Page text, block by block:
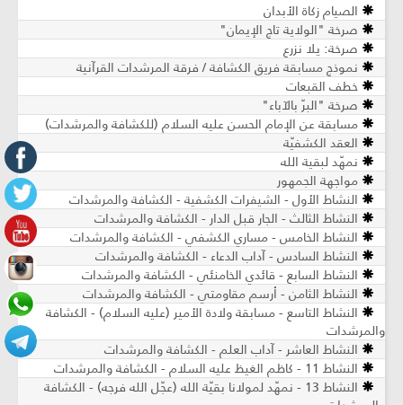
الصيام زكاة الأبدان
صرخة "الولاية تاج الإيمان"
صرخة: يلا نزرع
نموذج مسابقة فريق الكشافة / فرقة المرشدات القرآنية
خطف القبعات
صرخة "البرّ بالآباء"
مسابقة عن الإمام الحسن عليه السلام (للكشافة والمرشدات)
العقد الكشفيّة
نمهّد لبقية الله
مواجهة الجمهور
النشاط الأول - الشيفرات الكشفية - الكشافة والمرشدات
النشاط الثالث - الجار قبل الدار - الكشافة والمرشدات
النشاط الخامس - مساري الكشفي - الكشافة والمرشدات
النشاط السادس - آداب الدعاء - الكشافة والمرشدات
النشاط السابع - قائدي الخامنئي - الكشافة والمرشدات
النشاط الثامن - أرسم مقاومتي - الكشافة والمرشدات
النشاط التاسع - مسابقة ولادة الأمير (عليه السلام) - الكشافة
والمرشدات
النشاط العاشر - آداب العلم - الكشافة والمرشدات
النشاط 11 - كاظم الغيظ عليه السلام - الكشافة والمرشدات
النشاط 13 - نمهّد لمولانا بقيّة الله (عجّل الله فرجه) - الكشافة